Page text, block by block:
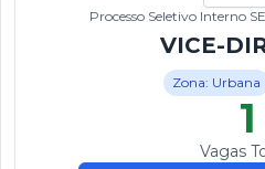
Processo Seletivo Interno
VICE-
Zona: Urbana
1
Vagas